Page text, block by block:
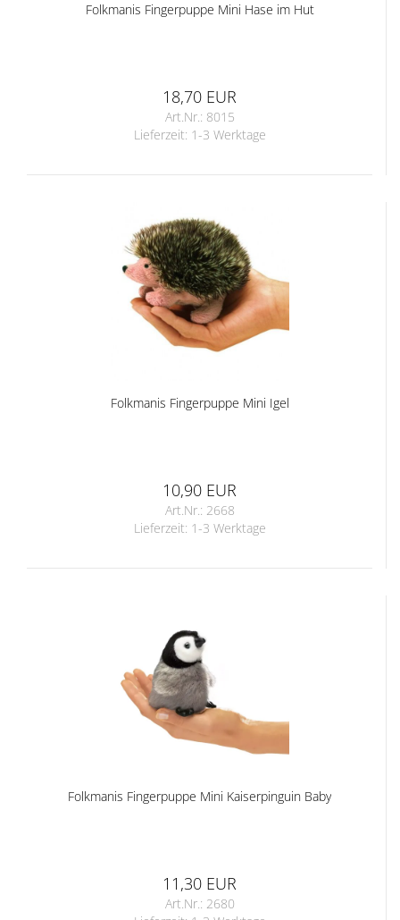
Folkmanis Fingerpuppe Mini Hase im Hut
18,70 EUR
Art.Nr.: 8015
Lieferzeit: 1-3 Werktage
Folkmanis Fingerpuppe Mini Igel
10,90 EUR
Art.Nr.: 2668
Lieferzeit: 1-3 Werktage
Folkmanis Fingerpuppe Mini Kaiserpinguin Baby
11,30 EUR
Art.Nr.: 2680